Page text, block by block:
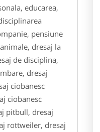
educarea,
pensiune
dresaj la
de disciplina,
dresaj
ciobanesc
ciobanesc
pitbull, dresaj
rottweiler, dresaj